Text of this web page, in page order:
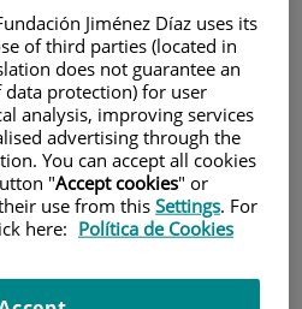
al usuario
301 013
Jiménez Díaz uses its
of third parties (located in
does not guarantee an
protection) for user
analysis, improving services
advertising through the
You can accept all cookies
"Accept cookies" or
use from this Settings. For
here: Política de Cookies